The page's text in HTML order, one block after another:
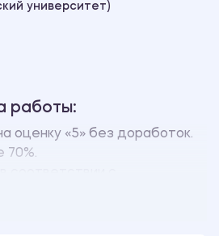
университет)
работы:
оценку «5» без доработок.
70%.
учебного заведения.